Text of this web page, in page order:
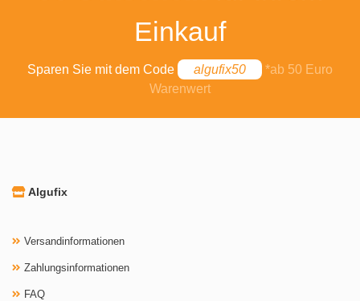
Einkauf
Sparen Sie mit dem Code algufix50
*ab 50 Euro
Warenwert
Algufix
Versandinformationen
Zahlungsinformationen
FAQ